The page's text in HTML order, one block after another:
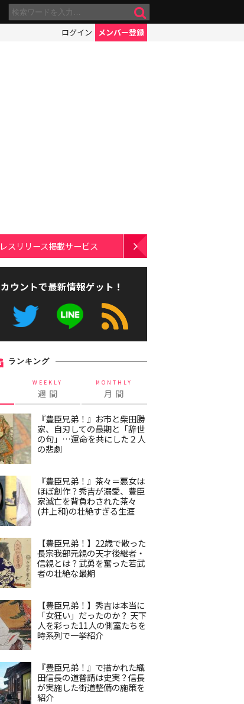
ログイン メンバー登録
スリリース掲載サービス
ウントで最新情報ゲット！
ランキング
WEEKLY
週 間
MONTHLY
月 間
『豊臣兄弟！』お市と柴田勝
家、自刃しての最期と「辞世
の句」…運命を共にした２人
の悲劇
『豊臣兄弟！』茶々＝悪女は
ほぼ創作？秀吉が溺愛、豊臣
家滅亡を背負わされた茶々
(井上和)の壮絶すぎる生涯
【豊臣兄弟！】22歳で散った
長宗我部元親の天才後継者・
信親とは？武勇を奮った若武
者の壮絶な最期
【豊臣兄弟！】秀吉は本当に
「女狂い」だったのか？ 天下
人を彩った11人の側室たちを
時系列で一挙紹介
『豊臣兄弟！』で描かれた織
田信長の道普請は史実？信長
が実施した街道整備の施策を
紹介